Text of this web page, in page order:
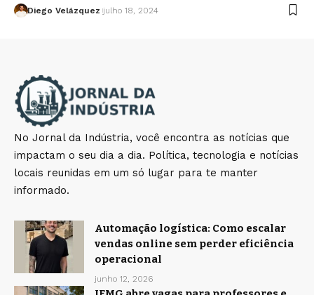
Diego Velázquez julho 18, 2024
No Jornal da Indústria, você encontra as notícias que
impactam o seu dia a dia. Política, tecnologia e notícias
locais reunidas em um só lugar para te manter
informado.
Automação logística: Como escalar
vendas online sem perder eficiência
operacional
junho 12, 2026